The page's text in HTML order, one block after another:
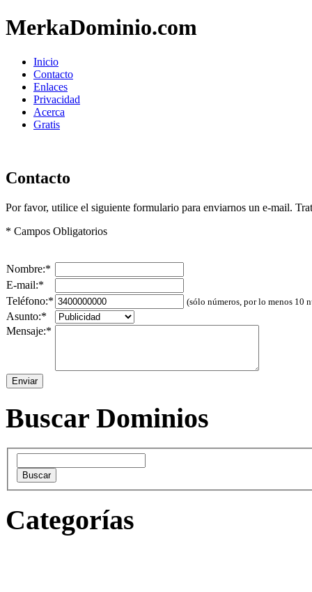
MerkaDominio.com
Inicio
Contacto
Enlaces
Privacidad
Acerca
Gratis
Contacto
Por favor, utilice el siguiente formulario para enviarnos un e-mail.
* Campos Obligatorios
Nombre:*
E-mail:*
Teléfono:*
(sólo números, por lo menos 10
Asunto:*
Mensaje:*
Buscar Dominios
Categorías